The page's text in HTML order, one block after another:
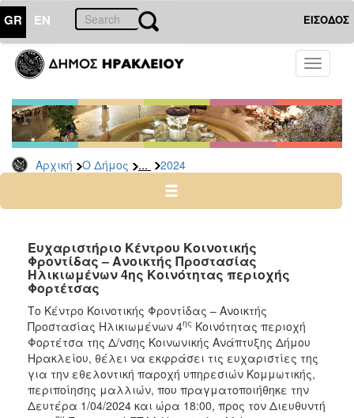
GR EN ΕΙΣΟΔΟΣ
Toggle
Αρχική Ο Δήμος ... 2024
ΔΗΜΟΣ
Δελτία
Τύπου
Αρχείο
2026
2024
2022
2021
2020
2019
2018
2017
2016
Ευχαριστήριο Κέντρου Κοινοτικής
Φροντίδας – Ανοικτής Προστασίας
Ηλικιωμένων 4ης Κοινότητας περιοχής
Φορτέτσας
Το Κέντρο Κοινοτικής Φροντίδας – Ανοικτής
Προστασίας Ηλικιωμένων 4ης Κοινότητας περιοχή
Φορτέτσα της Δ/νσης Κοινωνικής Ανάπτυξης Δήμου
Ηρακλείου, θέλει να εκφράσει τις ευχαριστίες της
για την εθελοντική παροχή υπηρεσιών Κομμωτικής,
περιποίησης μαλλιών, που πραγματοποιήθηκε την
Δευτέρα 1/04/2024 και ώρα 18:00, προς τον Διευθυντή